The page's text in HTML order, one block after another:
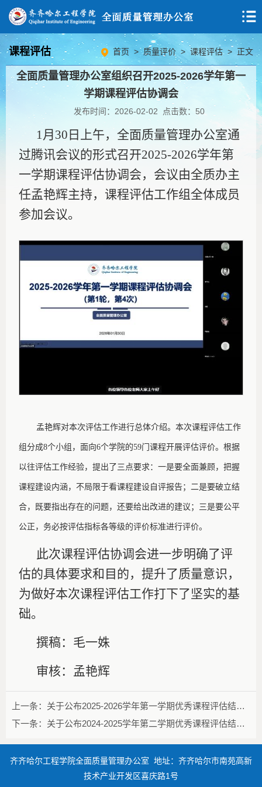
课程评估 首页 >质量评价 > 课程评估> 正文
全面质量管理办公室组织召开2025-2026学年第一
学期课程评估协调会
发布时间：2026-02-02 点击数： 50
1月30日上午，全面质量管理办公室通
过腾讯会议的形式召开2025-2026学年第
一学期课程评估协调会，会议由全质办主
任孟艳辉主持，课程评估工作组全体成员
参加会议。
孟艳辉对本次评估工作进行总体介绍。本次课程评估工作
组分成8个小组，面向6个学院的59门课程开展评估评价。根据
以往评估工作经验，提出了三点要求：一是要全面兼顾，把握
课程建设内涵，不局限于看课程建设自评报告；二是要破立结
合，既要指出存在的问题，还要给出改进的建议；三是要公平
公正，务必按评估指标各等级的评价标准进行评价。
此次课程评估协调会进一步明确了评
估的具体要求和目的，提升了质量意识，
为做好本次课程评估工作打下了坚实的基
础。
撰稿：毛一姝
审核：孟艳辉
上一条： 关于公布2025-2026学年第一学期优秀课程评估结果的通知
下一条： 关于公布2024-2025学年第二学期优秀课程评估结果的通知
齐齐哈尔工程学院全面质量管理办公室 地址：齐齐哈尔市南苑高新
技术产业开发区喜庆路1号